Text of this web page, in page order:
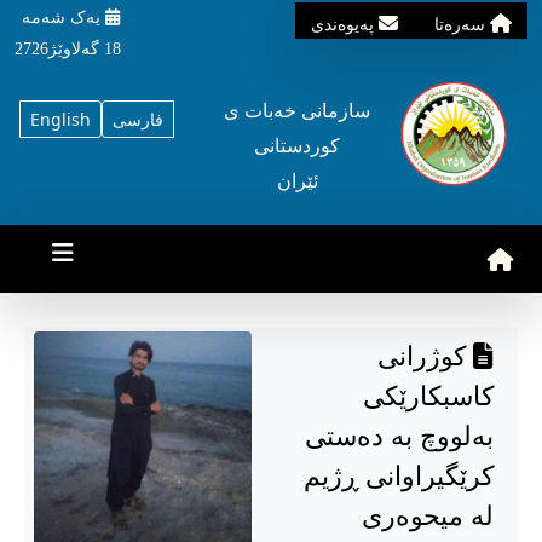
سه‌ره‌تا په‌یوه‌ندی
یه‌ک شه‌مه‌
18 گه‌لاوێژ2726
English فارسی
سازمانی خه‌بات ی
کوردستانی
ئێران
کوژرانی
کاسبکارێکی
بەلووچ بە دەستی
کرێگیراوانی ڕژیم
لە میحوەری